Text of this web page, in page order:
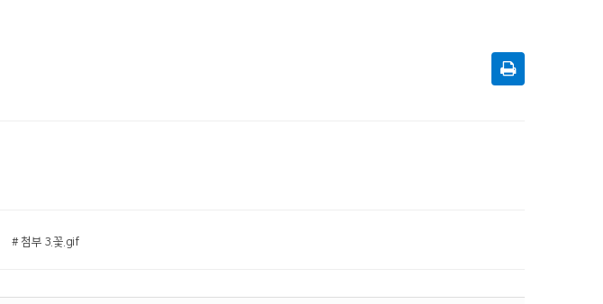
# 첨부 3.꽃.gif